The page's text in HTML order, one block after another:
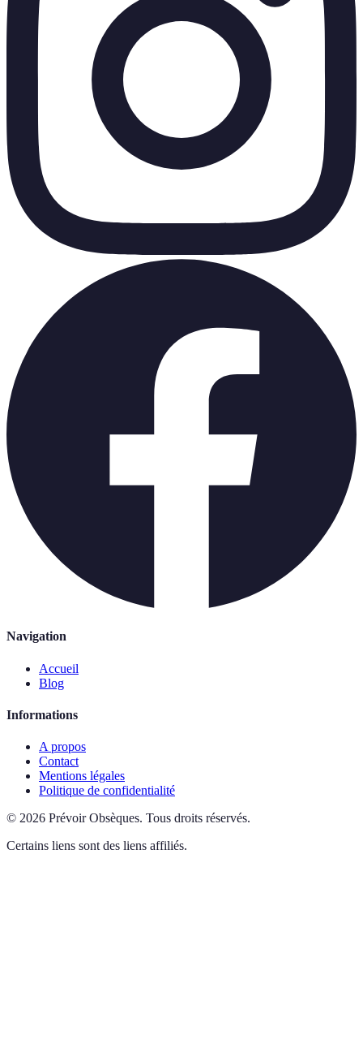
Navigation
Accueil
Blog
Informations
A propos
Contact
Mentions légales
Politique de confidentialité
© 2026 Prévoir Obsèques. Tous droits réservés.
Certains liens sont des liens affiliés.